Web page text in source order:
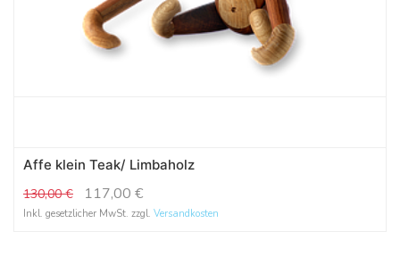
Affe klein Teak/ Limbaholz
130,00€ 117,00 €
Inkl. gesetzlicher MwSt. zzgl. Versandkosten